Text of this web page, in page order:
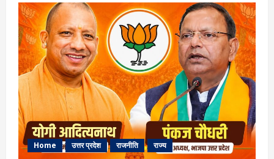
में
IMD
ने
बता
दी
मानसून
की
तारीख,
लेकिन
बारिश
को
लेकर
अभी
भी
बनी
हुई
है
चुनौती
Home उत्तर प्रदेश राजनीति राज्य